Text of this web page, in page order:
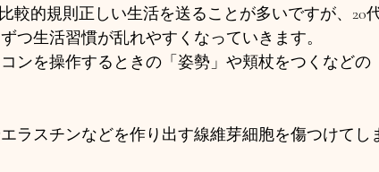
較的規則正しい生活を送ることが多いですが、20
つ生活習慣が乱れやすくなっていきます。
ンを操作するときの「姿勢」や頬杖をつくなどの
ラスチンなどを作り出す線維芽細胞を傷つけてし